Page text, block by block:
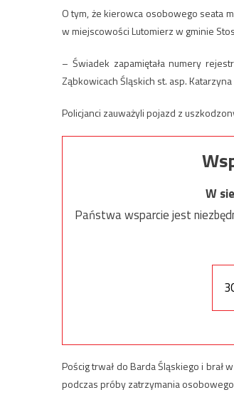
O tym, że kierowca osobowego seata
w miejscowości Lutomierz w gminie
– Świadek zapamiętała numery
Ząbkowicach Śląskich st. asp.
Policjanci zauważyli pojazd z
W
Państwa wsparcie jest
Pościg trwał do Barda Śląskiego i
podczas próby zatrzymania